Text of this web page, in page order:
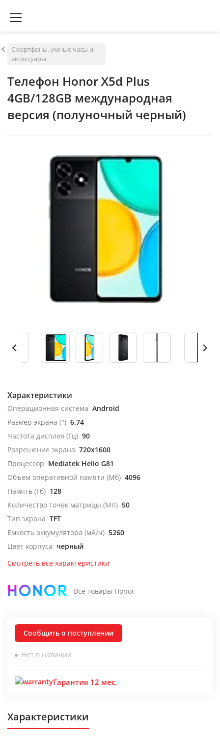
Смартфоны, умные часы и
аксессуары
Телефон Honor X5d Plus
4GB/128GB международная
версия (полуночный черный)
Характеристики
Операционная система Android
Размер экрана (") 6.74
Частота дисплея (Гц) 90
Разрешение экрана 720x1600
Процессор Mediatek Helio G81
Объем оперативной памяти (Мб) 4096
Память (Гб) 128
Количество точек матрицы (Мп) 50
Тип экрана TFT
Емкость аккумулятора (мА/ч) 5260
Цвет корпуса черный
Смотреть все характеристики
Все товары Honor
Сообщить о поступлении
Нет в наличии
Гарантия 12 мес.
Характеристики